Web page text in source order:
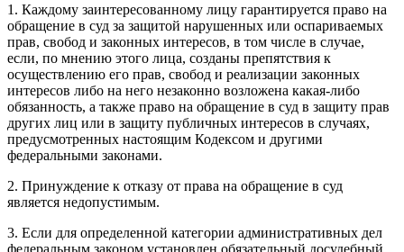
1. Каждому заинтересованному лицу гарантируется право на
обращение в суд за защитой нарушенных или оспариваемых
прав, свобод и законных интересов, в том числе в случае,
если, по мнению этого лица, созданы препятствия к
осуществлению его прав, свобод и реализации законных
интересов либо на него незаконно возложена какая-либо
обязанность, а также право на обращение в суд в защиту прав
других лиц или в защиту публичных интересов в случаях,
предусмотренных настоящим Кодексом и другими
федеральными законами.
2. Принуждение к отказу от права на обращение в суд
является недопустимым.
3. Если для определенной категории административных дел
федеральным законом установлен обязательный досудебный